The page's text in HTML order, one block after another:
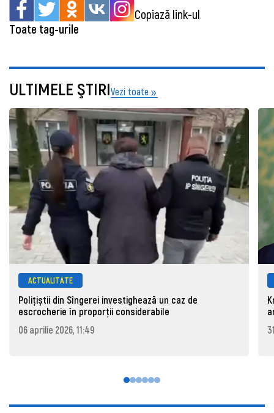
Copiază link-ul
Toate tag-urile
ULTIMELE ŞTIRIVezi toate
ACTUALITATE
Polițiștii din Sîngerei investighează un caz de
escrocherie în proporții considerabile
06 aprilie 2026, 11:49